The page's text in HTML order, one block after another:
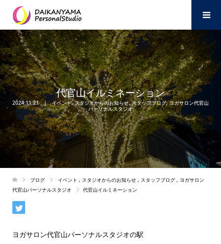
代官山イルミネーション
2024.11.21 イベント,スタジオからのお知らせ,スタッフブログ,ヨガサロン代官山
パーソナルスタジオ
ブログ イベント , スタジオからのお知らせ , スタッフブログ , ヨガサロン
代官山パーソナルスタジオ
代官山イルミネーション
ヨガサロン代官山パーソナルスタジオの駅